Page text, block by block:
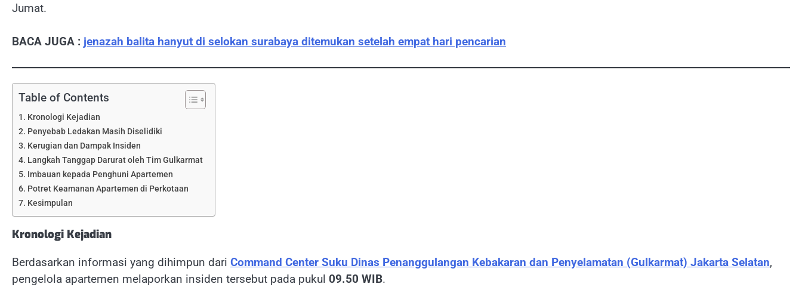
Jumat.
BACA JUGA : jenazah balita hanyut di selokan surabaya ditemukan setelah empat hari pencarian
Table of Contents
Kronologi Kejadian
Penyebab Ledakan Masih Diselidiki
Kerugian dan Dampak Insiden
Langkah Tanggap Darurat oleh Tim Gulkarmat
Imbauan kepada Penghuni Apartemen
Potret Keamanan Apartemen di Perkotaan
Kesimpulan
Kronologi Kejadian
Berdasarkan informasi yang dihimpun dari Command Center Suku Dinas Penanggulangan Kebakaran dan Penyelamatan (Gulkarmat) Jakarta Selatan,
pengelola apartemen melaporkan insiden tersebut pada pukul 09.50 WIB.